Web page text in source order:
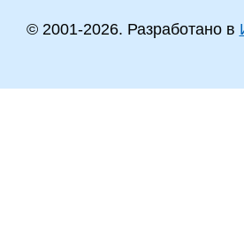
© 2001-2026. Разработано в